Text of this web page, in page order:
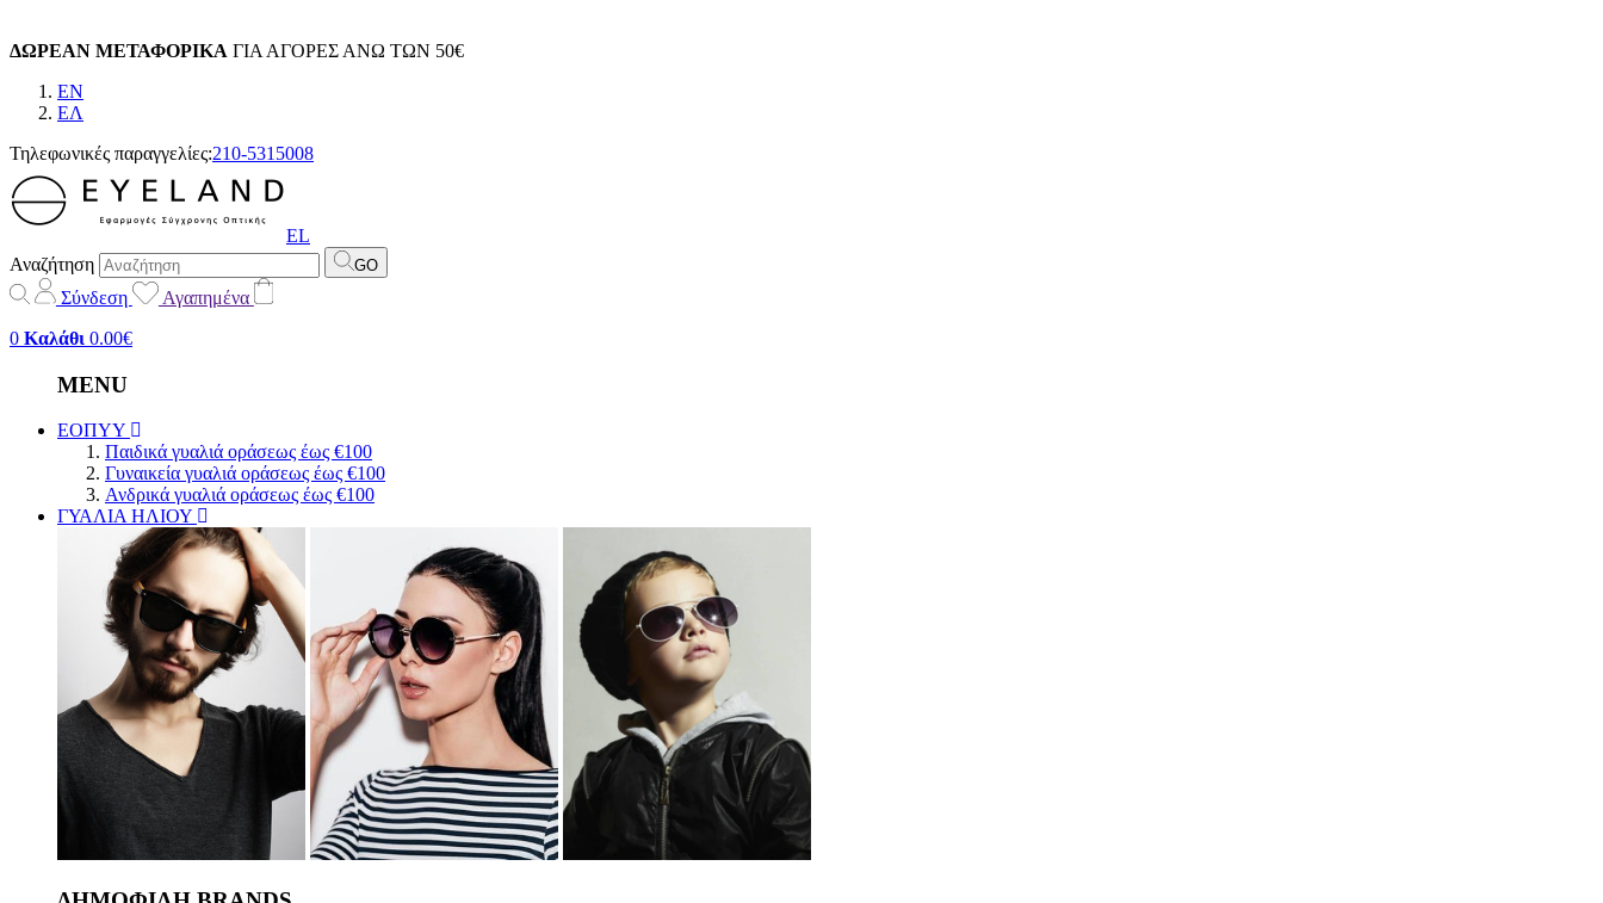
ΔΩΡΕΑΝ ΜΕΤΑΦΟΡΙΚΑ ΓΙΑ ΑΓΟΡΕΣ ΑΝΩ ΤΩΝ 50€
EN
EΛ
Τηλεφωνικές παραγγελίες:210-5315008
EL
Αναζήτηση
GO
Σύνδεση
Αγαπημένα
0 Καλάθι 0.00€
MENU
ΕΟΠΥΥ
Παιδικά γυαλιά οράσεως έως €100
Γυναικεία γυαλιά οράσεως έως €100
Ανδρικά γυαλιά οράσεως έως €100
ΓΥΑΛΙΑ ΗΛΙΟΥ